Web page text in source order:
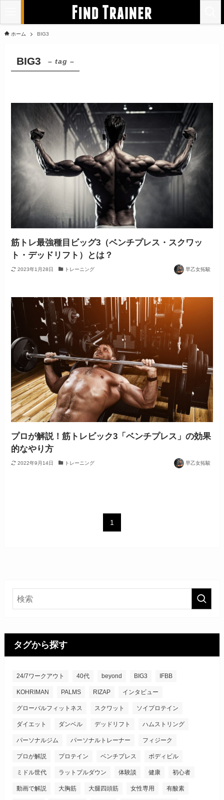
ホーム BIG3
BIG3 – tag –
筋トレ最強種目ビッグ3（ベンチプレス・スクワッ
ト・デッドリフト）とは？
2023年1月28日 トレーニング 早乙女拓駿
プロが解説！筋トレビック3「ベンチプレス」の効果
的なやり方
2022年9月14日 トレーニング 早乙女拓駿
1
タグから探す
24/7ワークアウト 40代 beyond BIG3 IFBB
KOHRIMAN PALMS RIZAP インタビュー
グローバルフィットネス スクワット ソイプロテイン
ダイエット ダンベル デッドリフト ハムストリング
パーソナルジム パーソナルトレーナー フィジーク
プロが解説 プロテイン ベンチプレス ボディビル
ミドル世代 ラットプルダウン 体験談 健康 初心者
動画で解説 大胸筋 大腿四頭筋 女性専用 有酸素